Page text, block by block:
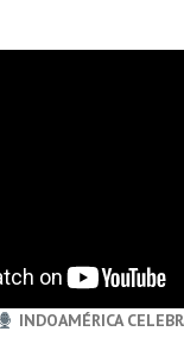
INDOAMÉRICA